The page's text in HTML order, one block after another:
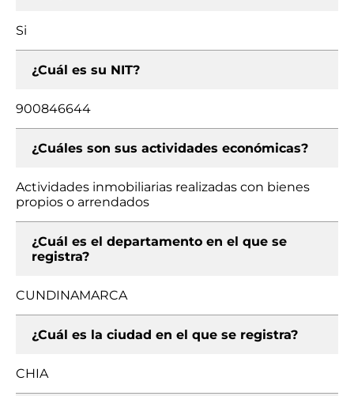
Si
¿Cuál es su NIT?
900846644
¿Cuáles son sus actividades económicas?
Actividades inmobiliarias realizadas con bienes
propios o arrendados
¿Cuál es el departamento en el que se
registra?
CUNDINAMARCA
¿Cuál es la ciudad en el que se registra?
CHIA